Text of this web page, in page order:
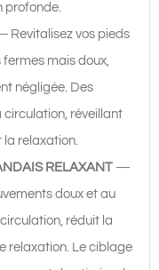
profonde.
Revitalisez vos pieds
mais doux,
négligée. Des
circulation, réveillant
la relaxation.
RELAXANT —
doux et au
réduit la
relaxation. Le ciblage